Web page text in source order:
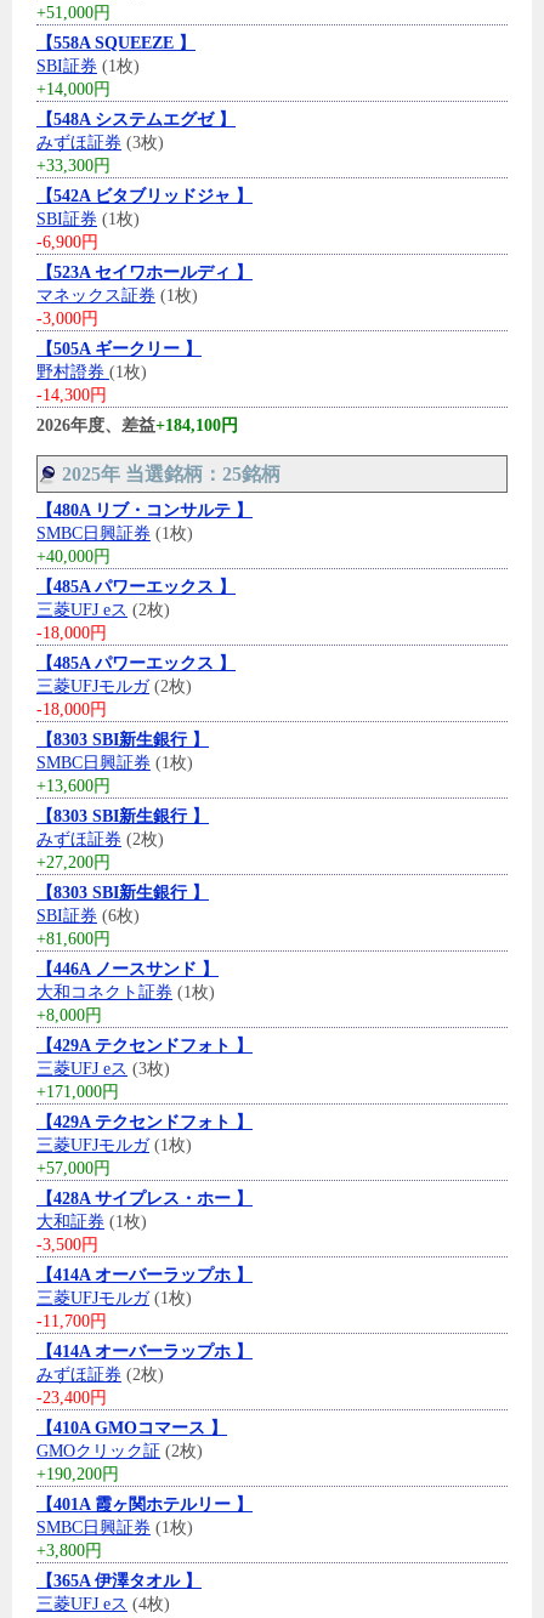
+51,000円
【558A SQUEEZE 】
SBI証券 (1枚)
+14,000円
【548A システムエグゼ 】
みずほ証券 (3枚)
+33,300円
【542A ビタブリッドジャ 】
SBI証券 (1枚)
-6,900円
【523A セイワホールディ 】
マネックス証券 (1枚)
-3,000円
【505A ギークリー 】
野村證券 (1枚)
-14,300円
2026年度、差益+184,100円
2025年 当選銘柄：25銘柄
【480A リブ・コンサルテ 】
SMBC日興証券 (1枚)
+40,000円
【485A パワーエックス 】
三菱UFJ eス (2枚)
-18,000円
【485A パワーエックス 】
三菱UFJモルガ(2枚)
-18,000円
【8303 SBI新生銀行 】
SMBC日興証券 (1枚)
+13,600円
【8303 SBI新生銀行 】
みずほ証券 (2枚)
+27,200円
【8303 SBI新生銀行 】
SBI証券 (6枚)
+81,600円
【446A ノースサンド 】
大和コネクト証券 (1枚)
+8,000円
【429A テクセンドフォト 】
三菱UFJ eス (3枚)
+171,000円
【429A テクセンドフォト 】
三菱UFJモルガ(1枚)
+57,000円
【428A サイプレス・ホー 】
大和証券 (1枚)
-3,500円
【414A オーバーラップホ 】
三菱UFJモルガ(1枚)
-11,700円
【414A オーバーラップホ 】
みずほ証券 (2枚)
-23,400円
【410A GMOコマース 】
GMOクリック証 (2枚)
+190,200円
【401A 霞ヶ関ホテルリー 】
SMBC日興証券 (1枚)
+3,800円
【365A 伊澤タオル 】
三菱UFJ eス (4枚)